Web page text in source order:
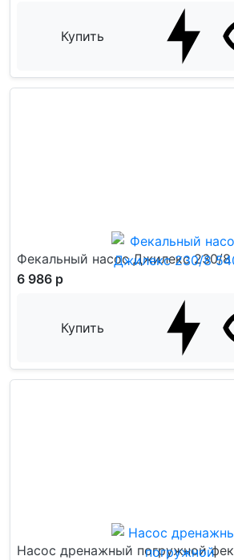
Купить
Фекальный насос Джилекс 230/8
6 986 р
Купить
Насос дренажный погружной